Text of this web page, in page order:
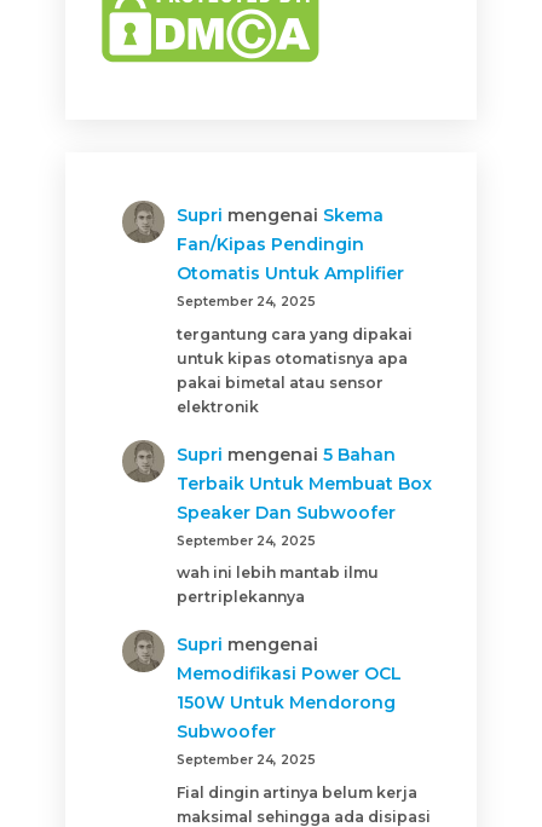
Supri mengenai Skema
Fan/Kipas Pendingin
Otomatis Untuk Amplifier
September 24, 2025
tergantung cara yang dipakai
untuk kipas otomatisnya apa
pakai bimetal atau sensor
elektronik
Supri mengenai5 Bahan
Terbaik Untuk Membuat Box
Speaker Dan Subwoofer
September 24, 2025
wah ini lebih mantab ilmu
pertriplekannya
Supri mengenai
Memodifikasi Power OCL
150W Untuk Mendorong
Subwoofer
September 24, 2025
Fial dingin artinya belum kerja
maksimal sehingga ada disipasi